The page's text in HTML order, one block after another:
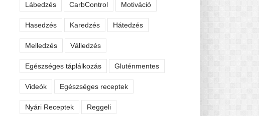
Lábedzés CarbControl Motiváció
Hasedzés Karedzés Hátedzés
Melledzés Válledzés
Egészséges táplálkozás Gluténmentes
Videók Egészséges receptek
Nyári Receptek Reggeli